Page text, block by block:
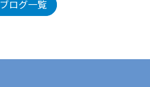
ブログ一覧